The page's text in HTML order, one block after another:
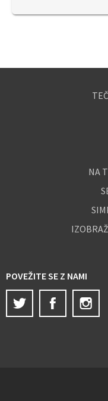
NA
POVEŽITE SE Z NAMI
Twitter
Facebook